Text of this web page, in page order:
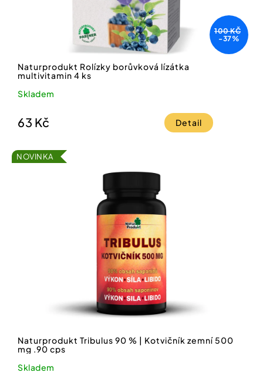
100 KČ
-37%
Naturprodukt Rolízky borůvková lízátka
multivitamin 4 ks
Skladem
63 Kč Detail
NOVINKA
Naturprodukt Tribulus 90 % | Kotvičník zemní 500
mg .90 cps
Skladem